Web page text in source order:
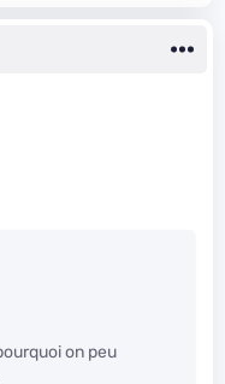
on peu